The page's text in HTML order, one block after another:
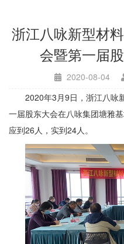
浙江八咏新型材
会暨第一届
2020-08-04
2020年3月9日，浙江八咏
一届股东大会在八咏集团塘雅
应到26人，实到24人。